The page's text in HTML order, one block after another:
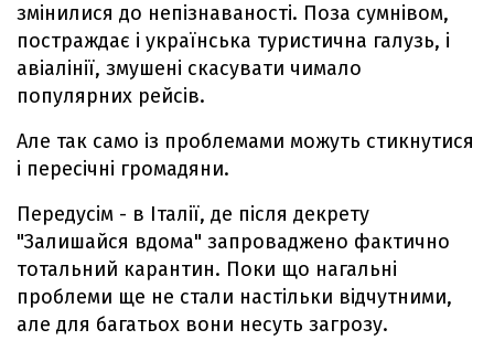
змінилися до непізнаваності. Поза сумнівом,
постраждає і українська туристична галузь, і
авіалінії, змушені скасувати чимало
популярних рейсів.
Але так само із проблемами можуть стикнутися
і пересічні громадяни.
Передусім - в Італії, де після декрету
"Залишайся вдома" запроваджено фактично
тотальний карантин. Поки що нагальні
проблеми ще не стали настільки відчутними,
але для багатьох вони несуть загрозу.